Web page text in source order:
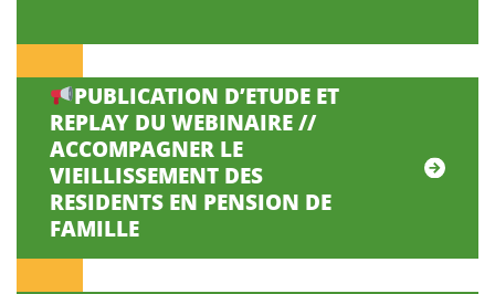
PUBLICATION D’ETUDE ET
REPLAY DU WEBINAIRE //
ACCOMPAGNER LE
VIEILLISSEMENT DES
RESIDENTS EN PENSION DE
FAMILLE